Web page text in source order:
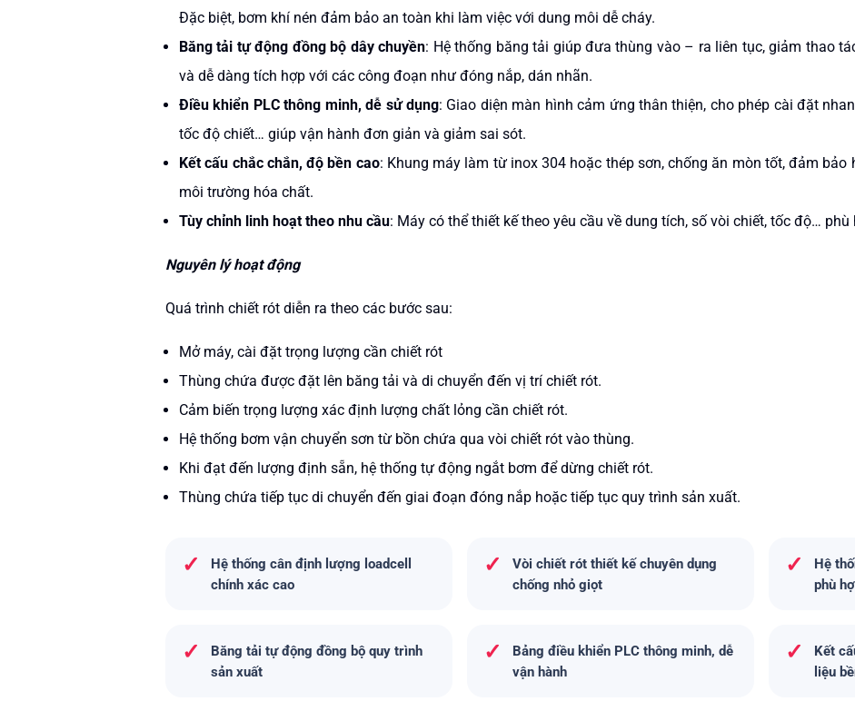
Đặc biệt, bơm khí nén đảm bảo an toàn khi làm việc với dung môi dễ cháy.
Băng tải tự động đồng bộ dây chuyền: Hệ thống băng tải giúp đưa thùng vào – ra liên tục, giảm thao
và dễ dàng tích hợp với các công đoạn như đóng nắp, dán nhãn.
Điều khiển PLC thông minh, dễ sử dụng: Giao diện màn hình cảm ứng thân thiện, cho phép cài đặt
tốc độ chiết… giúp vận hành đơn giản và giảm sai sót.
Kết cấu chắc chắn, độ bền cao: Khung máy làm từ inox 304 hoặc thép sơn, chống ăn mòn tốt, đảm
môi trường hóa chất.
Tùy chỉnh linh hoạt theo nhu cầu: Máy có thể thiết kế theo yêu cầu về dung tích, số vòi chiết, tốc độ…
Nguyên lý hoạt động
Quá trình chiết rót diễn ra theo các bước sau:
Mở máy, cài đặt trọng lượng cần chiết rót​
Thùng chứa được đặt lên băng tải và di chuyển đến vị trí chiết rót.​
Cảm biến trọng lượng xác định lượng chất lỏng cần chiết rót.​
Hệ thống bơm vận chuyển sơn từ bồn chứa qua vòi chiết rót vào thùng.
Khi đạt đến lượng định sẵn, hệ thống tự động ngắt bơm để dừng chiết rót.​
Thùng chứa tiếp tục di chuyển đến giai đoạn đóng nắp hoặc tiếp tục quy trình sản xuất.
✓
Hệ thống cân định lượng loadcell
chính xác cao
✓
Vòi chiết rót thiết kế chuyên dụng
chống nhỏ giọt
✓
Hệ
phù
✓
Băng tải tự động đồng bộ quy trình
sản xuất
✓
Bảng điều khiển PLC thông minh, dễ
vận hành
✓
Kết
liệu